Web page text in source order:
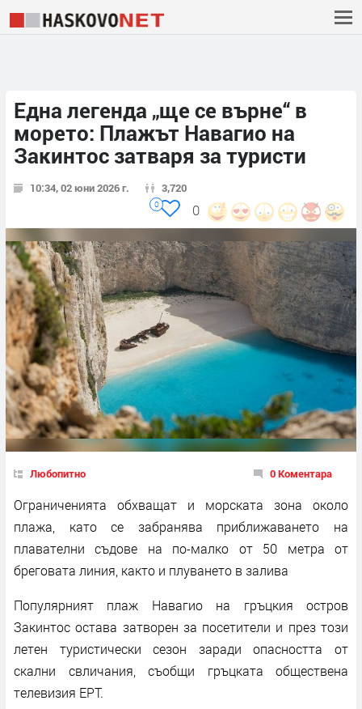
Една легенда „ще се върне“ в
морето: Плажът Навагио на
Закинтос затваря за туристи
10:34, 02 юни 2026 г. 3,720
0
0
Любопитно 0 Коментара
Ограниченията обхващат и морската зона около
плажа, като се забранява приближаването на
плавателни съдове на по-малко от 50 метра от
бреговата линия, както и плуването в залива
Популярният плаж Навагио на гръцкия остров
Закинтос остава затворен за посетители и през този
летен туристически сезон заради опасността от
скални свличания, съобщи гръцката обществена
телевизия ЕРТ.